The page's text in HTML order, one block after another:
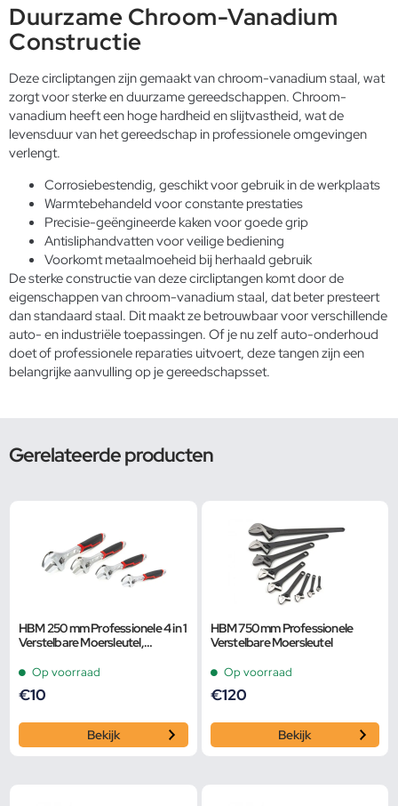
Duurzame Chroom-Vanadium
Constructie
Deze circliptangen zijn gemaakt van chroom-vanadium staal, wat
zorgt voor sterke en duurzame gereedschappen. Chroom-
vanadium heeft een hoge hardheid en slijtvastheid, wat de
levensduur van het gereedschap in professionele omgevingen
verlengt.
Corrosiebestendig, geschikt voor gebruik in de werkplaats
Warmtebehandeld voor constante prestaties
Precisie-geëngineerde kaken voor goede grip
Antisliphandvatten voor veilige bediening
Voorkomt metaalmoeheid bij herhaald gebruik
De sterke constructie van deze circliptangen komt door de
eigenschappen van chroom-vanadium staal, dat beter presteert
dan standaard staal. Dit maakt ze betrouwbaar voor verschillende
auto- en industriële toepassingen. Of je nu zelf auto-onderhoud
doet of professionele reparaties uitvoert, deze tangen zijn een
belangrijke aanvulling op je gereedschapsset.
Gerelateerde producten
HBM 250 mm Professionele 4 in 1
Verstelbare Moersleutel,
Op voorraad
€10
Bekijk
HBM 750 mm Professionele
Verstelbare Moersleutel
Op voorraad
€120
Bekijk